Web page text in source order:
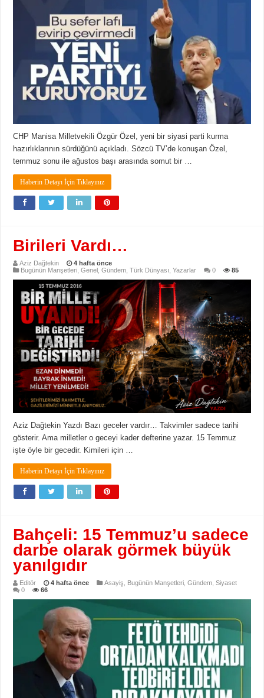
CHP Manisa Milletvekili Özgür Özel, yeni bir siyasi parti kurma
hazırlıklarının sürdüğünü açıkladı. Sözcü TV’de konuşan Özel,
temmuz sonu ile ağustos başı arasında somut bir …
Haberin Detayı İçin Tıklayınız
Birileri Vardı…
Aziz Dağtekin
4 hafta önce
Bugünün Manşetleri ,Genel ,Gündem ,Türk Dünyası ,Yazarlar 0 85
Aziz Dağtekin Yazdı Bazı geceler vardır… Takvimler sadece tarihi
gösterir. Ama milletler o geceyi kader defterine yazar. 15 Temmuz
işte öyle bir gecedir. Kimileri için …
Haberin Detayı İçin Tıklayınız
Bahçeli: 15 Temmuz’u sadece
darbe olarak görmek büyük
yanılgıdır
Editör 4 hafta önce Asayiş Bugünün Manşetleri ,Gündem ,Siyaset
0
66